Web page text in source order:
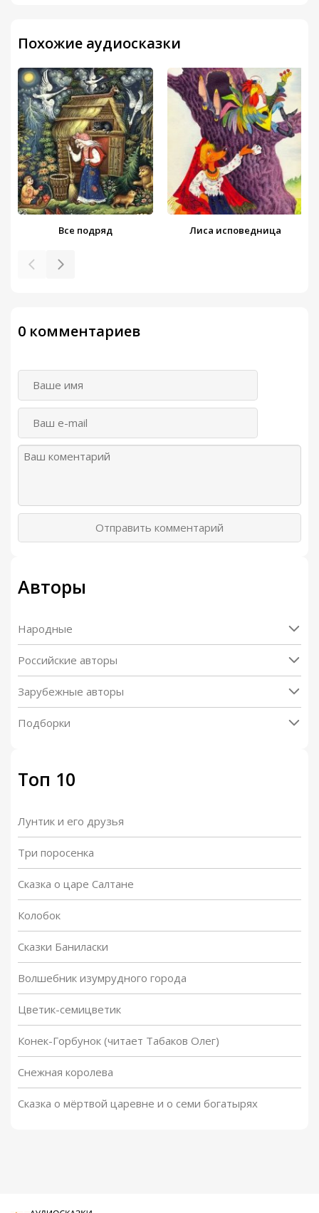
Похожие аудиосказки
Все подряд Лиса исповедница
0 комментариев
Отправить комментарий
Авторы
Народные
Российские авторы
Зарубежные авторы
Подборки
Топ 10
Лунтик и его друзья
Три поросенка
Сказка о царе Салтане
Колобок
Сказки Баниласки
Волшебник изумрудного города
Цветик-семицветик
Конек-Горбунок (читает Табаков Олег)
Снежная королева
Сказка о мёртвой царевне и о семи богатырях